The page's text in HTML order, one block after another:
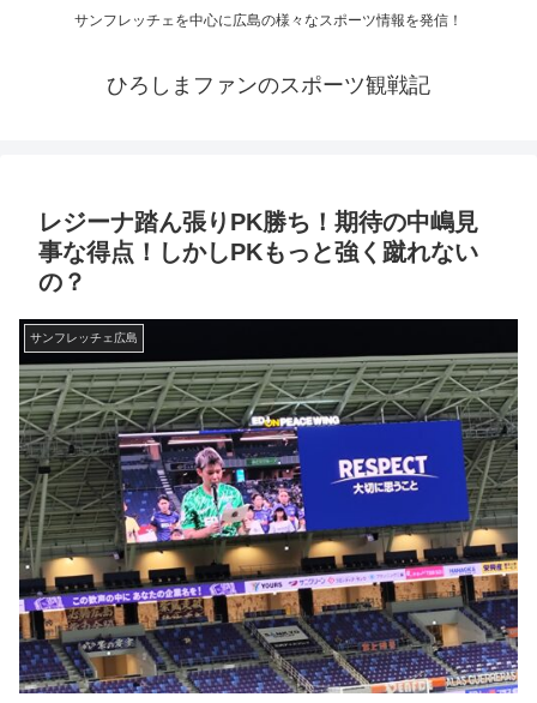
サンフレッチェを中心に広島の様々なスポーツ情報を発信！
ひろしまファンのスポーツ観戦記
レジーナ踏ん張りPK勝ち！期待の中嶋見
事な得点！しかしPKもっと強く蹴れない
の？
サンフレッチェ広島